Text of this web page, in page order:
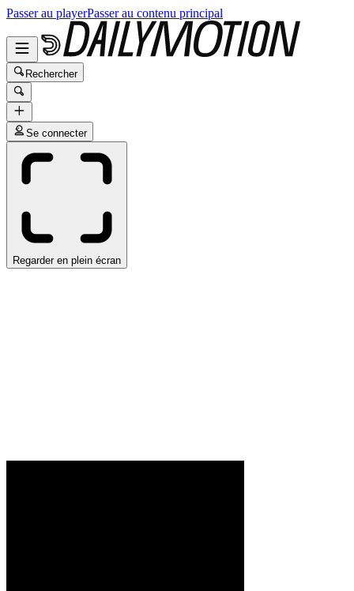
Passer au playerPasser au contenu principal
Rechercher
Se connecter
Regarder en plein écran